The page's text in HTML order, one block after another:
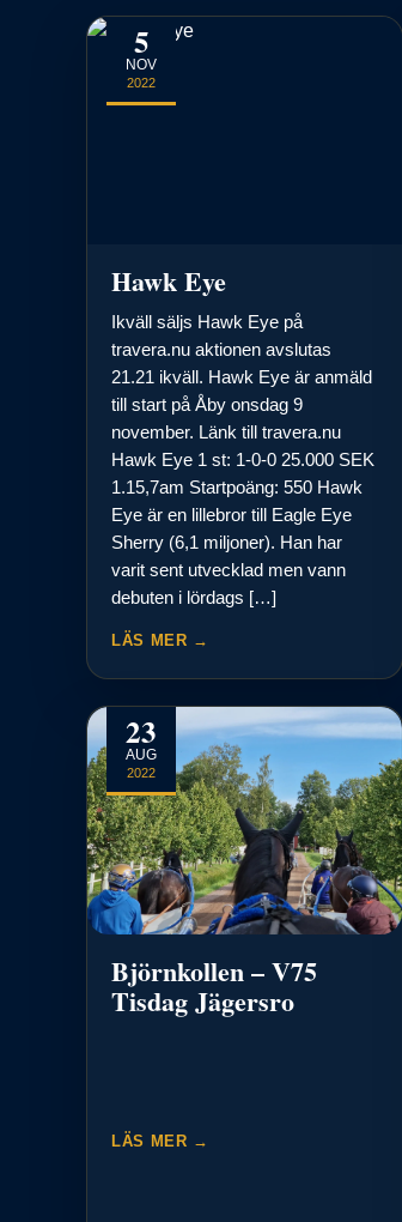
5
NOV
2022
Hawk Eye
Ikväll säljs Hawk Eye på
travera.nu aktionen avslutas
21.21 ikväll. Hawk Eye är anmäld
till start på Åby onsdag 9
november. Länk till travera.nu
Hawk Eye 1 st: 1-0-0 25.000 SEK
1.15,7am Startpoäng: 550 Hawk
Eye är en lillebror till Eagle Eye
Sherry (6,1 miljoner). Han har
varit sent utvecklad men vann
debuten i lördags […]
LÄS MER →
23
AUG
2022
Björnkollen – V75
Tisdag Jägersro
LÄS MER →